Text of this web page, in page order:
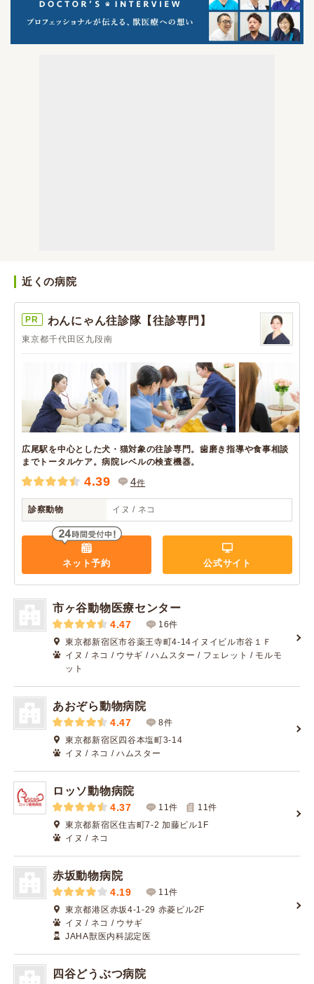
近くの病院
PR わんにゃん往診隊【往診専門】
東京都千代田区九段南
広尾駅を中心とした犬・猫対象の往診専門。歯磨き指導や食事相談
までトータルケア。病院レベルの検査機器。
4.39 4件
診察動物 イヌ / ネコ
ネット予約 公式サイト
市ヶ谷動物医療センター
4.47
16件
東京都新宿区市谷薬王寺町4-14イヌイビル市谷１Ｆ
イヌ / ネコ / ウサギ / ハムスター / フェレット / モルモ
ット
あおぞら動物病院
4.47
8件
東京都新宿区四谷本塩町3-14
イヌ / ネコ / ハムスター
ロッソ動物病院
4.37 11件 11件
東京都新宿区住吉町7-2 加藤ビル1F
イヌ / ネコ
赤坂動物病院
4.19
11件
東京都港区赤坂4-1-29 赤菱ビル2F
イヌ / ネコ / ウサギ
JAHA獣医内科認定医
四谷どうぶつ病院